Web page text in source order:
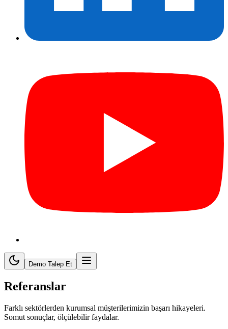
Demo Talep Et
Referanslar
Farklı sektörlerden kurumsal müşterilerimizin başarı hikayeleri.
Somut sonuçlar, ölçülebilir faydalar.